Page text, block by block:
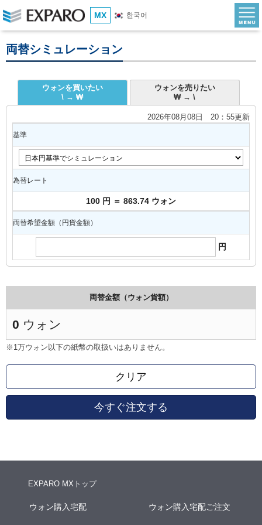
MX 한국어
両替シミュレーション
ウォンを買いたい
\ → ₩
ウォンを売りたい
₩ → \
2026年08月08日 20：55更新
基準
為替レート
100 円 ＝ 863.74 ウォン
両替希望金額（円貨金額）
円
両替金額（ウォン貨額）
0 ウォン
※1万ウォン以下の紙幣の取扱いはありません。
クリア
今すぐ注文する
EXPARO MXトップ
ウォン購入宅配 ウォン購入宅配ご注文